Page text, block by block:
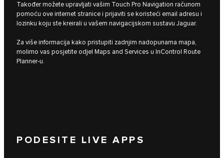
Također možete upravljati vašim Touch Pro Navigation računom
pomoću ove internet stranice i prijaviti se koristeći email adresu i
lozinku koju ste kreirali u vašem navigacijskom sustavu Jaguar.
Za više informacija kako pristupiti zadnjim nadopunama mapa,
molimo vas posjetite odjel Maps and Services u InControl Route
Planner-u.
PODESITE LIVE APPS